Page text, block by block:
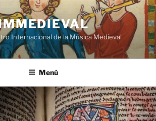
Internacional de la Música Medieval
Menú